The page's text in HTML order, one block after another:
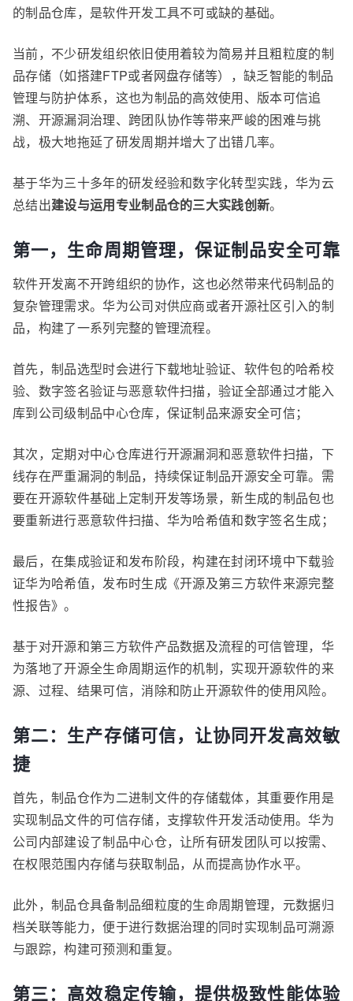
的制品仓库，是软件开发工具不可或缺的基础。
当前，不少研发组织依旧使用着较为简易并且粗粒度的制
品存储（如搭建FTP或者网盘存储等），缺乏智能的制品
管理与防护体系，这也为制品的高效使用、版本可信追
溯、开源漏洞治理、跨团队协作等带来严峻的困难与挑
战，极大地拖延了研发周期并增大了出错几率。
基于华为三十多年的研发经验和数字化转型实践，华为云
总结出建设与运用专业制品仓的三大实践创新。
第一，生命周期管理，保证制品安全可靠
软件开发离不开跨组织的协作，这也必然带来代码制品的
复杂管理需求。华为公司对供应商或者开源社区引入的制
品，构建了一系列完整的管理流程。
首先，制品选型时会进行下载地址验证、软件包的哈希校
验、数字签名验证与恶意软件扫描，验证全部通过才能入
库到公司级制品中心仓库，保证制品来源安全可信；
其次，定期对中心仓库进行开源漏洞和恶意软件扫描，下
线存在严重漏洞的制品，持续保证制品开源安全可靠。需
要在开源软件基础上定制开发等场景，新生成的制品包也
要重新进行恶意软件扫描、华为哈希值和数字签名生成；
最后，在集成验证和发布阶段，构建在封闭环境中下载验
证华为哈希值，发布时生成《开源及第三方软件来源完整
性报告》。
基于对开源和第三方软件产品数据及流程的可信管理，华
为落地了开源全生命周期运作的机制，实现开源软件的来
源、过程、结果可信，消除和防止开源软件的使用风险。
第二：生产存储可信，让协同开发高效敏
捷
首先，制品仓作为二进制文件的存储载体，其重要作用是
实现制品文件的可信存储，支撑软件开发活动使用。华为
公司内部建设了制品中心仓，让所有研发团队可以按需、
在权限范围内存储与获取制品，从而提高协作水平。
此外，制品仓具备制品细粒度的生命周期管理，元数据归
档关联等能力，便于进行数据治理的同时实现制品可溯源
与跟踪，构建可预测和重复。
第三：高效稳定传输，提供极致性能体验